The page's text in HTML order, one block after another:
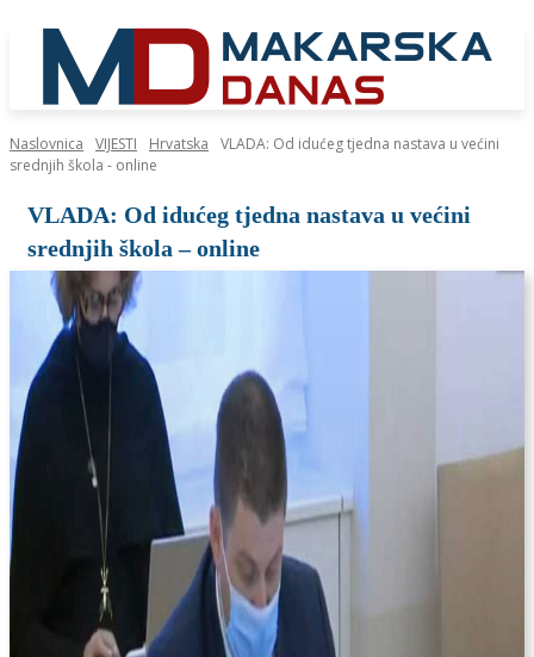
Naslovnica VIJESTI Hrvatska
VLADA: Od idućeg tjedna nastava u većini
srednjih škola - online
VLADA: Od idućeg tjedna nastava u većini
srednjih škola – online